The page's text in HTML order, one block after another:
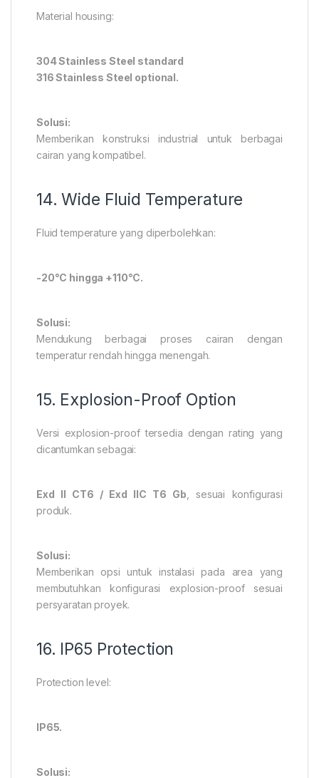
Material housing:
304 Stainless Steel standard
316 Stainless Steel optional.
Solusi:
Memberikan konstruksi industrial untuk berbagai
cairan yang kompatibel.
14. Wide Fluid Temperature
Fluid temperature yang diperbolehkan:
-20°C hingga +110°C.
Solusi:
Mendukung berbagai proses cairan dengan
temperatur rendah hingga menengah.
15. Explosion-Proof Option
Versi explosion-proof tersedia dengan rating yang
dicantumkan sebagai:
Exd II CT6 / Exd IIC T6 Gb , sesuai konfigurasi
produk.
Solusi:
Memberikan opsi untuk instalasi pada area yang
membutuhkan konfigurasi explosion-proof sesuai
persyaratan proyek.
16. IP65 Protection
Protection level:
IP65.
Solusi: